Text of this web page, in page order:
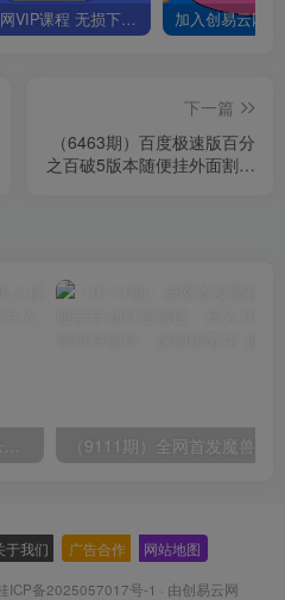
全网VIP课程 无损下载~
下一篇
（6463期）百度极速版百分
之百破5版本随便挂外面割到
于我们 广告合作 网站地图
ICP备2025057017号-1 · 由创易云网